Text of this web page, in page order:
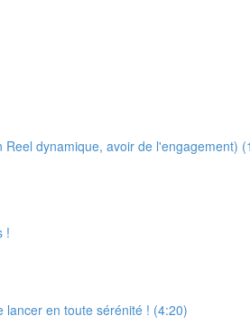
dynamique, avoir de l'engagement)
!
lancer en toute sérénité ! (4:20)